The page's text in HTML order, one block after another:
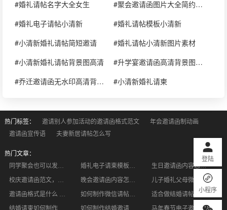
登陆
小程序
#婚礼请帖名字大全女生
#聚会邀请函图片大全简约小清新
#婚礼电子请帖小清新
#婚礼请帖模板小清新
#小清新婚礼请帖简短邀请
#婚礼请帖小清新图片素材
#小清新婚礼请帖背景图高清
#升学宴邀请函高清背景图片大全小清新
#乔迁邀请函无水印高清背景图片大全小清新
#小清新婚礼请柬
热门标签： 邀请别人参加活动的邀请函格式范文
年会邀请函制动画
邀请函宣传语
夫妻新居请帖怎么写
热门文章：
生日邀请函内容怎么写 生日派对应该怎么办
儿子婚礼父母微信请帖怎么编辑 如何编辑更合适
如何制作微信请帖？有哪些操作步骤？
适合做结婚请帖的音乐都有哪些
结婚请柬如何制作才算精美的?
如何制作结婚邀请函？婚礼邀请函制作流程是什么 马年春节电子邀请函天花板✨喜庆款任选，祝福一键发，年味直接拉满